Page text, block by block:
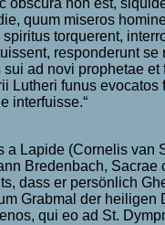
obscura non est,
quum miseros
torquerent,
responderunt se
sui ad novi prophetae et
Lutheri funus evocatos
interfuisse.“
a Lapide (Cornelis van
Bredenbach, Sacrae
dass er persönlich
Grabmal der heiligen
qui eo ad St.